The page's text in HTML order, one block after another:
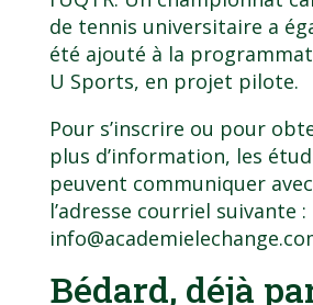
de tennis universitaire a
été ajouté à la
U Sports, en projet pilote.
Pour s’inscrire ou pour
plus d’information, les
peuvent communiquer avec
l’adresse courriel suivante :
Bédard, déjà